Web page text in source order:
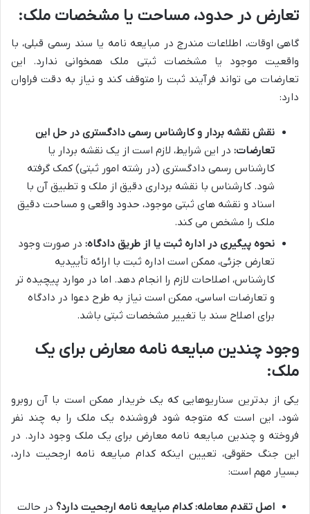
تعارض در حدود، مساحت یا مشخصات ملک:
گاهی اوقات، اطلاعات مندرج در مبایعه نامه یا سند رسمی قبلی، با
واقعیت موجود یا مشخصات ثبتی ملک همخوانی ندارد. این
تعارضات می تواند فرآیند ثبت را متوقف کند و نیاز به دقت فراوان
دارد:
نقش نقشه بردار و کارشناس رسمی دادگستری در حل این
تعارضات: در این شرایط، لازم است از یک نقشه بردار یا
کارشناس رسمی دادگستری (در رشته امور ثبتی) کمک گرفته
شود. کارشناس با نقشه برداری دقیق از ملک و تطبیق آن با
اسناد و نقشه های ثبتی موجود، حدود واقعی و مساحت دقیق
ملک را مشخص می کند.
نحوه پیگیری در اداره ثبت یا از طریق دادگاه: در صورت وجود
تعارض جزئی، ممکن است اداره ثبت با ارائه تأییدیه
کارشناس، اصلاحات لازم را انجام دهد. اما در موارد پیچیده تر
و تعارضات اساسی، ممکن است نیاز به طرح دعوا در دادگاه
برای اصلاح سند یا تغییر مشخصات ثبتی باشد.
وجود چندین مبایعه نامه معارض برای یک
ملک:
یکی از بدترین سناریوهایی که یک خریدار ممکن است با آن روبرو
شود، این است که متوجه شود فروشنده یک ملک را به چند نفر
فروخته و چندین مبایعه نامه معارض برای یک ملک وجود دارد. در
این جنگ حقوقی، تعیین اینکه کدام مبایعه نامه ارجحیت دارد،
بسیار مهم است:
اصل تقدم معامله: کدام مبایعه نامه ارجحیت دارد؟ در حالت